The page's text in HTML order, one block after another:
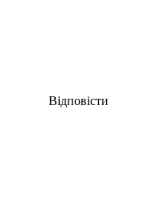
Відповісти